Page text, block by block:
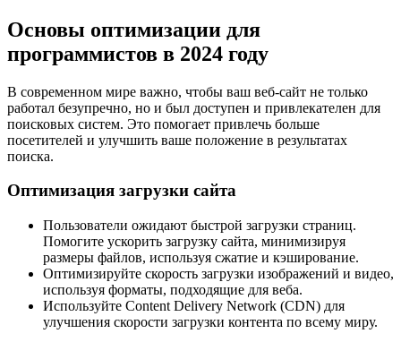
Основы оптимизации для
программистов в 2024 году
В современном мире важно, чтобы ваш веб-сайт не только
работал безупречно, но и был доступен и привлекателен для
поисковых систем. Это помогает привлечь больше
посетителей и улучшить ваше положение в результатах
поиска.
Оптимизация загрузки сайта
Пользователи ожидают быстрой загрузки страниц.
Помогите ускорить загрузку сайта, минимизируя
размеры файлов, используя сжатие и кэширование.
Оптимизируйте скорость загрузки изображений и видео,
используя форматы, подходящие для веба.
Используйте Content Delivery Network (CDN) для
улучшения скорости загрузки контента по всему миру.